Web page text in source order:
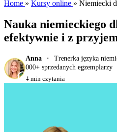
Home » Kursy online » Niemiecki
Nauka niemieckiego
efektywnie i z
Anna
Trenerka języka
000+ sprzedanych egzemplarzy
4 min czytania